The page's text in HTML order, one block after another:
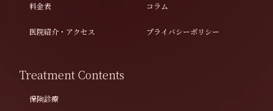
料金表
医院紹介・アクセス
コラム
プライバシーポリシー
Treatment Contents
保険診療